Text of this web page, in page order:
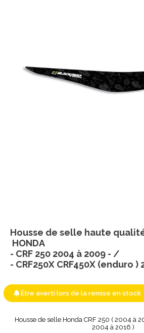
Housse de selle Honda CRF 250 ( 2004 à
2004 à 2016 )
Housse de selle haute
HONDA
- CRF 250 2004 à 2009 - /
- CRF250X CRF450X (enduro )
Être averti lors de la remise en stock